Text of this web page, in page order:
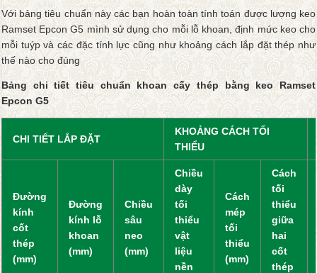
Với bảng tiêu chuẩn này các bạn hoàn toàn tính toán được lượng keo
Ramset Epcon G5 mình sử dụng cho mỗi lỗ khoan, định mức keo cho
mỗi tuýp và các đặc tính lực cũng như khoảng cách lắp đặt thép như
thế nào cho đúng
Bảng chi tiết tiêu chuẩn khoan cấy thép bằng keo Ramset
Epcon G5
CHI TIẾT LẮP ĐẶT
KHOẢNG CÁCH TỐI
THIỂU
Đường
kính
cốt
thép
(mm)
Đường
kính lỗ
khoan
(mm)
Chiều
sâu
neo
(mm)
Chiều
dày
tối
thiểu
vật
liệu
nền
Cách
mép
tối
thiểu
(mm)
Cách
tối
thiểu
giữa
hai
cốt
thép